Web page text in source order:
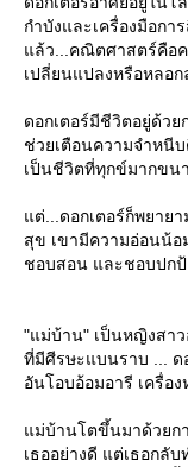
กำบังและเครื่องมือกา
ล้ว...คณิตศาสตร์คือค
เปลี่ยนแปลงหรือหลอก
ดอกเตอร์มีชีวิตอยู่ด้ว
ช่วยเตือนความจำหนี
เป็นชีวิตที่ทุกข์มากขน
ต่...ดอกเตอร์ก็พยาย
สุข เขามีความอ่อนน้อ
ชอบสอน และชอบปกป้
"แม่บ้าน" เป็นหญิงสา
ที่มีศีรษะแบนราบ ... ด
อันโอบอ้อมอารี เครื่อ
ม่บ้านโตขึ้นมาด้วยกา
เธออย่างดี แต่เธอกลั